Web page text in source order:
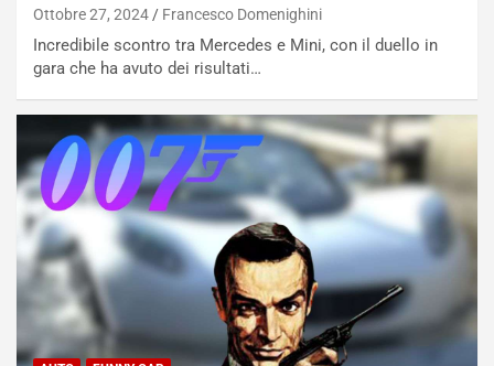
Ottobre 27, 2024 Francesco Domenighini
Incredibile scontro tra Mercedes e Mini, con il duello in
gara che ha avuto dei risultati…